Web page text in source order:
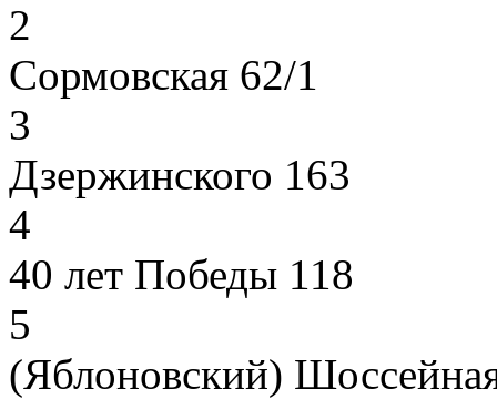
2
Сормовская 62/1
3
Дзержинского 163
4
40 лет Победы 118
5
(Яблоновский)